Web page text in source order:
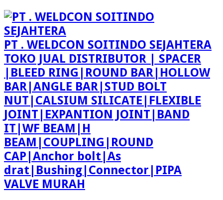
PT . WELDCON SOITINDO SEJAHTERA
TOKO JUAL DISTRIBUTOR | SPACER
|BLEED RING|ROUND BAR|HOLLOW
BAR|ANGLE BAR|STUD BOLT
NUT|CALSIUM SILICATE|FLEXIBLE
JOINT|EXPANTION JOINT|BAND
IT|WF BEAM|H
BEAM|COUPLING|ROUND
CAP|Anchor bolt|As
drat|Bushing|Connector|PIPA
VALVE MURAH